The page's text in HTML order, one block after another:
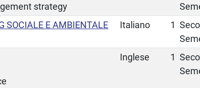
strategy
SOCIALE E AMBIENTALE
Italiano 1
Inglese 1